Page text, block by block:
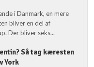
i Danmark, en mere
bliver en del af
Der bliver seks...
Så tag kæresten
York